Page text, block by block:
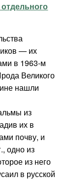
— их
в 1963-м
Великого
нашли
из
их в
почву, и
одно из
из него
в русской